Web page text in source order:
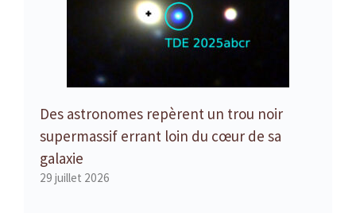
Des astronomes repèrent un trou noir
supermassif errant loin du cœur de sa
galaxie
29 juillet 2026